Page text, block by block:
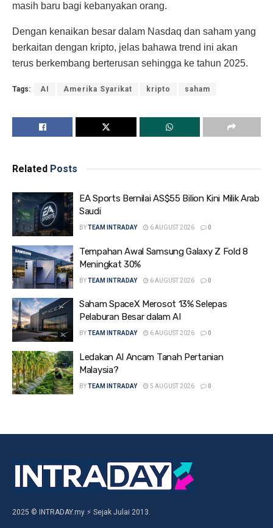
masih baru bagi kebanyakan orang.
Dengan kenaikan besar dalam Nasdaq dan saham yang
berkaitan dengan kripto, jelas bahawa trend ini akan
terus berkembang berterusan sehingga ke tahun 2025.
Tags: AI Amerika Syarikat kripto saham
Related Posts
EA Sports Bernilai AS$55 Bilion Kini Milik Arab
Saudi
BY TEAM INTRADAY 6 AUGUST 2026 0
Tempahan Awal Samsung Galaxy Z Fold 8
Meningkat 30%
BYTEAM INTRADAY 6 AUGUST 2026 0
Saham SpaceX Merosot 13% Selepas
Pelaburan Besar dalam AI
BY TEAM INTRADAY 6 AUGUST 2026 0
Ledakan AI Ancam Tanah Pertanian
Malaysia?
BYTEAM INTRADAY 5 AUGUST 2026 0
2025 © INTRADAY.my ⚡ Sejak Julai 2013.